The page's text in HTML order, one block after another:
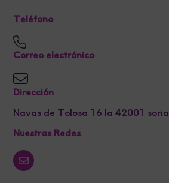
Teléfono
Correo electrónico
Dirección
Navas de Tolosa 16 la 42001 soria
Nuestras Redes